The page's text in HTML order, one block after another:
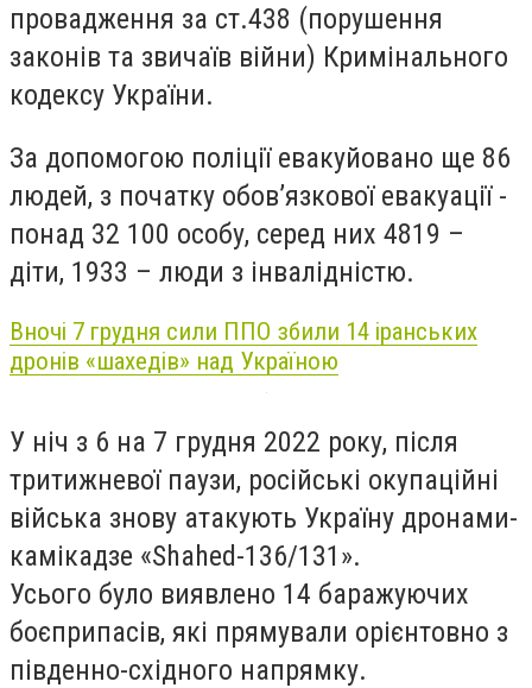
провадження за ст.438 (порушення
законів та звичаїв війни) Кримінального
кодексу України.
За допомогою поліції евакуйовано ще 86
людей, з початку обов’язкової евакуації -
понад 32 100 особу, серед них 4819 –
діти, 1933 – люди з інвалідністю.
Вночі 7 грудня сили ППО збили 14 іранських
дронів «шахедів» над Україною
У ніч з 6 на 7 грудня 2022 року, після
тритижневої паузи, російські окупаційні
війська знову атакують Україну дронами-
камікадзе «Shahed-136/131».
Усього було виявлено 14 баражуючих
боєприпасів, які прямували орієнтовно з
південно-східного напрямку.